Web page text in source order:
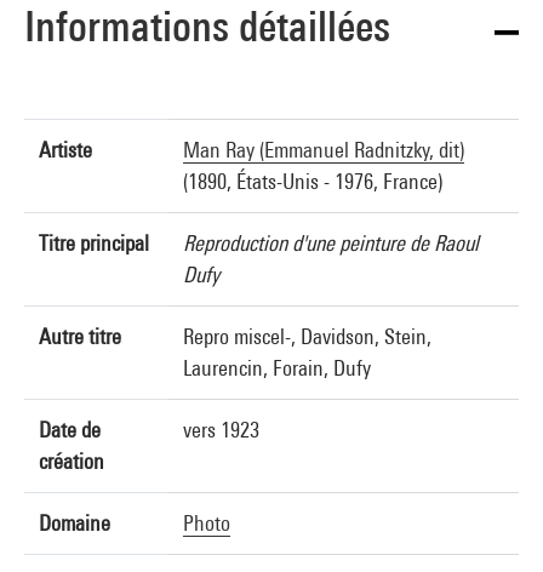
Informations détaillées
Artiste
Man Ray (Emmanuel Radnitzky, dit)
(1890, États-Unis - 1976, France)
Titre principal
Reproduction d'une peinture de Raoul
Dufy
Autre titre
Repro miscel-, Davidson, Stein,
Laurencin, Forain, Dufy
Date de
création
vers 1923
Domaine Photo